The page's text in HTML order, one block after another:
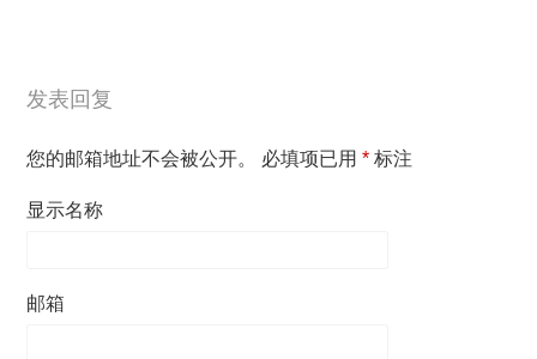
发表回复
您的邮箱地址不会被公开。 必填项已用* 标注
显示名称
邮箱